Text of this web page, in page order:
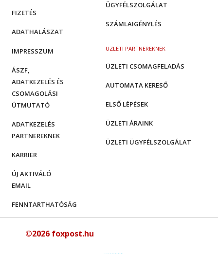
ÜGYFÉLSZOLGÁLAT
SZÁMLAIGÉNYLÉS
ÜZLETI PARTNEREKNEK
ÜZLETI CSOMAGFELADÁS
AUTOMATA KERESŐ
ELSŐ LÉPÉSEK
ÜZLETI ÁRAINK
ÜZLETI ÜGYFÉLSZOLGÁLAT
FIZETÉS
ADATHALÁSZAT
IMPRESSZUM
ÁSZF,
ADATKEZELÉS ÉS
CSOMAGOLÁSI
ÚTMUTATÓ
ADATKEZELÉS
PARTNEREKNEK
KARRIER
ÚJ AKTIVÁLÓ
EMAIL
FENNTARTHATÓSÁG
©2026 foxpost.hu